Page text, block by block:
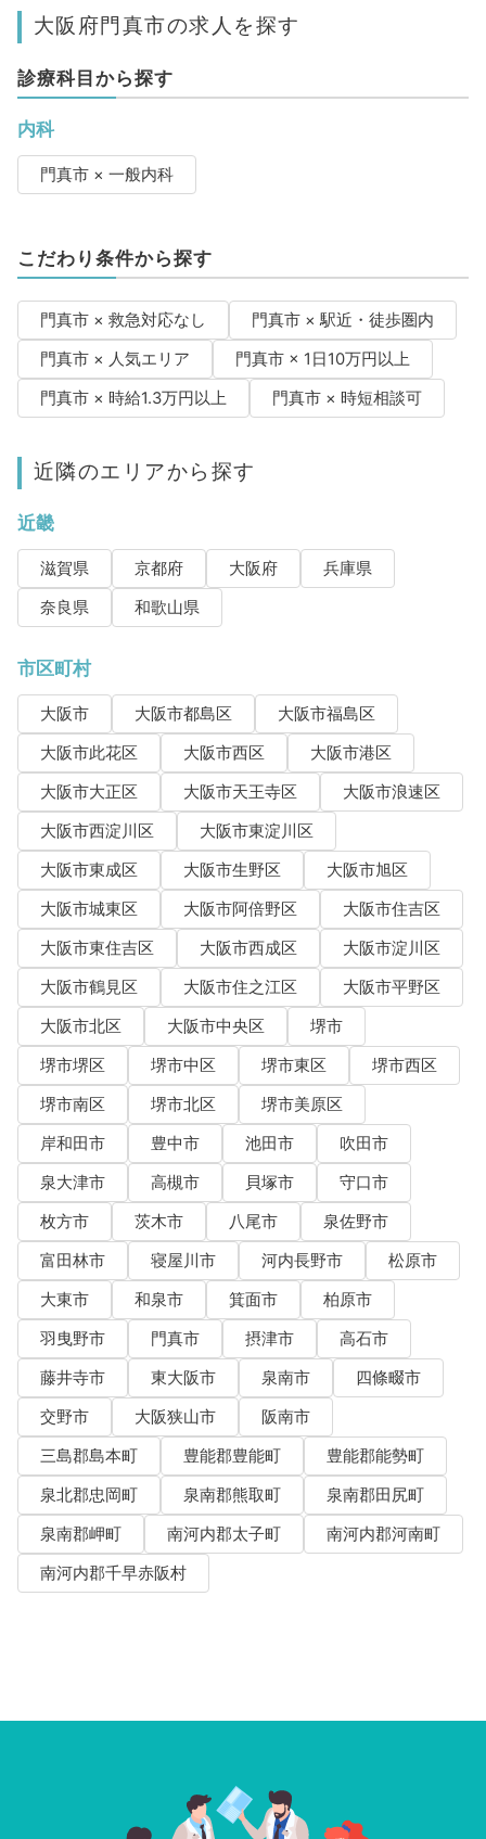
大阪府門真市の求人を探す
診療科目から探す
内科
門真市 × 一般内科
こだわり条件から探す
門真市 × 救急対応なし
門真市 × 駅近・徒歩圏内
門真市 × 人気エリア
門真市 × 1日10万円以上
門真市 × 時給1.3万円以上
門真市 × 時短相談可
近隣のエリアから探す
近畿
滋賀県 京都府 大阪府
兵庫県
奈良県
和歌山県
市区町村
大阪市 大阪市都島区
大阪市福島区
大阪市此花区
大阪市西区
大阪市港区
大阪市大正区
大阪市天王寺区
大阪市浪速区
大阪市西淀川区
大阪市東淀川区
大阪市東成区
大阪市生野区
大阪市旭区
大阪市城東区
大阪市阿倍野区
大阪市住吉区
大阪市東住吉区
大阪市西成区
大阪市淀川区
大阪市鶴見区
大阪市住之江区
大阪市平野区
大阪市北区
大阪市中央区
堺市
堺市堺区
堺市中区 堺市東区
堺市西区
堺市南区
堺市北区
堺市美原区
岸和田市
豊中市 池田市
吹田市
泉大津市
高槻市 貝塚市
守口市
枚方市
茨木市 八尾市
泉佐野市
富田林市
寝屋川市 河内長野市
松原市
大東市
和泉市 箕面市
柏原市
羽曳野市
門真市 摂津市
高石市
藤井寺市
東大阪市 泉南市
四條畷市
交野市
大阪狭山市
阪南市
三島郡島本町
豊能郡豊能町
豊能郡能勢町
泉北郡忠岡町
泉南郡熊取町
泉南郡田尻町
泉南郡岬町
南河内郡太子町
南河内郡河南町
南河内郡千早赤阪村